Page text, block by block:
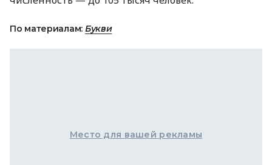
По материалам: Букви
Место для вашей рекламы